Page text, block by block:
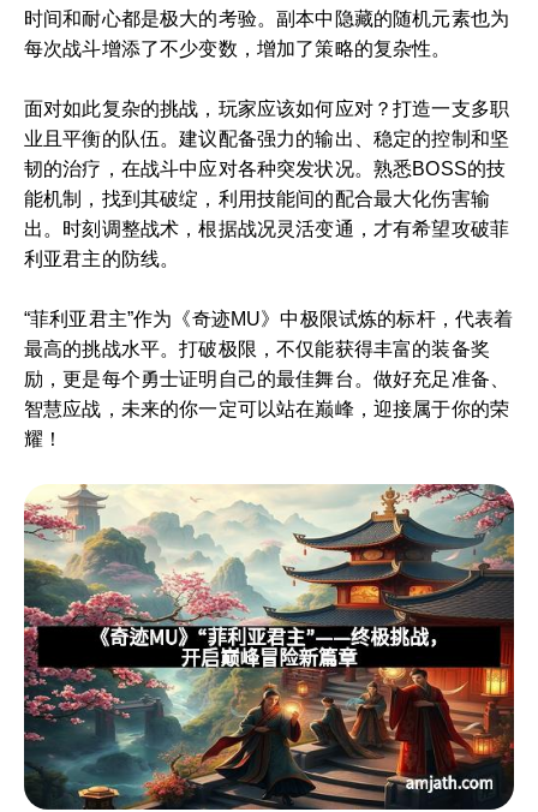
时间和耐心都是极大的考验。副本中隐藏的随机元素也为
每次战斗增添了不少变数，增加了策略的复杂性。
面对如此复杂的挑战，玩家应该如何应对？打造一支多职
业且平衡的队伍。建议配备强力的输出、稳定的控制和坚
韧的治疗，在战斗中应对各种突发状况。熟悉BOSS的技
能机制，找到其破绽，利用技能间的配合最大化伤害输
出。时刻调整战术，根据战况灵活变通，才有希望攻破菲
利亚君主的防线。
“菲利亚君主”作为《奇迹MU》中极限试炼的标杆，代表着
最高的挑战水平。打破极限，不仅能获得丰富的装备奖
励，更是每个勇士证明自己的最佳舞台。做好充足准备、
智慧应战，未来的你一定可以站在巅峰，迎接属于你的荣
耀！